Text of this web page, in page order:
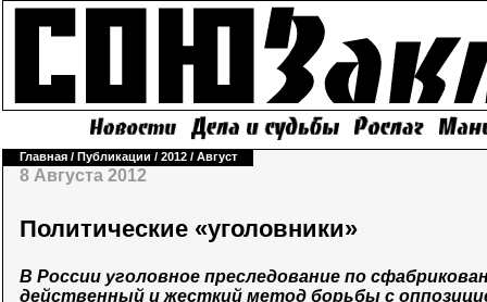
Главная / Публикации / 2012 / Август
8 Августа 2012
Политические «уголовники»
В России уголовное преследование по
действенный и жесткий метод борьбы с